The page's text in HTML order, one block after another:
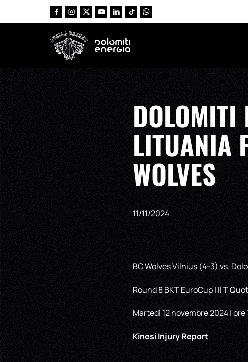
Vai al contenuto principale
DOLOMITI
LITUANIA
WOLVES
11/11/2024
BC Wolves Vilnius (4-3) vs.
Round 8 BKT EuroCup | Il T
Martedì 12 novembre 2024 | ore
Kinesi Injury Report